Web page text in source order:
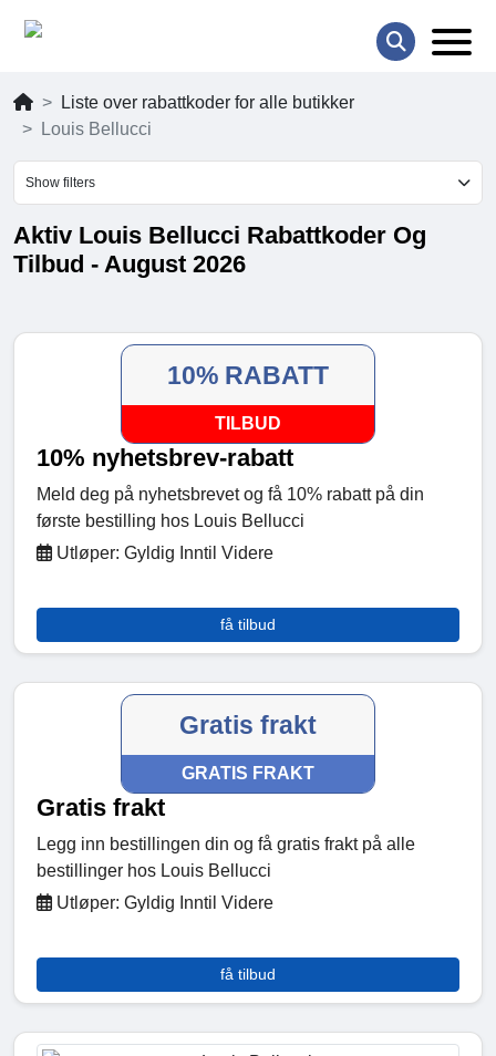
Liste over rabattkoder for alle butikker
Louis Bellucci
Show filters
Aktiv Louis Bellucci Rabattkoder Og
Tilbud - August 2026
10% RABATT
TILBUD
10% nyhetsbrev-rabatt
Meld deg på nyhetsbrevet og få 10% rabatt på din
første bestilling hos Louis Bellucci
Utløper: Gyldig Inntil Videre
få tilbud
Gratis frakt
GRATIS FRAKT
Gratis frakt
Legg inn bestillingen din og få gratis frakt på alle
bestillinger hos Louis Bellucci
Utløper: Gyldig Inntil Videre
få tilbud